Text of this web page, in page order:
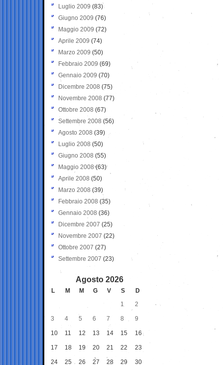
Luglio 2009 (83)
Giugno 2009 (76)
Maggio 2009 (72)
Aprile 2009 (74)
Marzo 2009 (50)
Febbraio 2009 (69)
Gennaio 2009 (70)
Dicembre 2008 (75)
Novembre 2008 (77)
Ottobre 2008 (67)
Settembre 2008 (56)
Agosto 2008 (39)
Luglio 2008 (50)
Giugno 2008 (55)
Maggio 2008(63)
Aprile 2008 (50)
Marzo 2008 (39)
Febbraio 2008 (35)
Gennaio 2008 (36)
Dicembre 2007 (25)
Novembre 2007 (22)
Ottobre 2007 (27)
Settembre 2007 (23)
Agosto 2026
L M M G V S
D
1
2
3 4 5 6 7 8 9
10 11 12 13 14 15 16
17 18 19 20 21 22 23
24 25 26 27 28 29 30